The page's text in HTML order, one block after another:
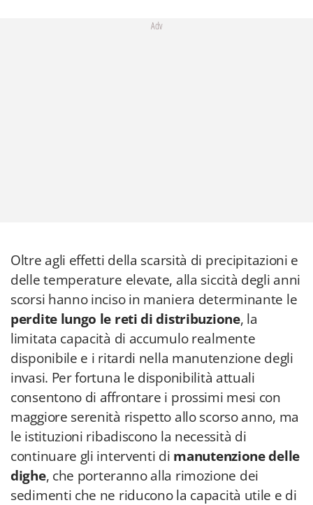
Adv
Oltre agli effetti della scarsità di precipitazioni e
delle temperature elevate, alla siccità degli anni
scorsi hanno inciso in maniera determinante le
perdite lungo le reti di distribuzione, la
limitata capacità di accumulo realmente
disponibile e i ritardi nella manutenzione degli
invasi. Per fortuna le disponibilità attuali
consentono di affrontare i prossimi mesi con
maggiore serenità rispetto allo scorso anno, ma
le istituzioni ribadiscono la necessità di
continuare gli interventi di manutenzione delle
dighe, che porteranno alla rimozione dei
sedimenti che ne riducono la capacità utile e di